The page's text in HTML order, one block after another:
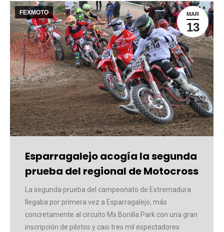
MAR
13
FEXMOTO
Esparragalejo acogía la segunda
prueba del regional de Motocross
La segunda prueba del campeonato de Extremadura
llegaba por primera vez a Esparragalejo, más
concretamente al circuito Mx Bonilla Park con una gran
inscripción de pilotos y casi tres mil espectadores